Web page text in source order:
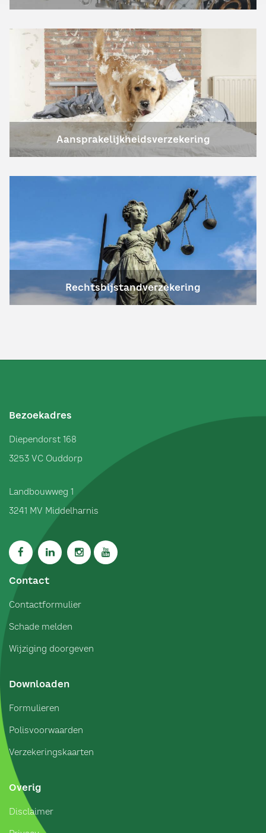
Aansprakelijkheidsverzekering
Rechtsbijstandverzekering
Bezoekadres
Diependorst 168
3253 VC Ouddorp
Landbouwweg 1
3241 MV Middelharnis
Contact
Contactformulier
Schade melden
Wijziging doorgeven
Downloaden
Formulieren
Polisvoorwaarden
Verzekeringskaarten
Overig
Disclaimer